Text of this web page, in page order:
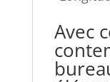
Avec